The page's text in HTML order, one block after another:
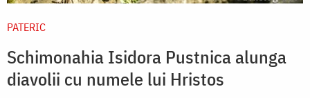
PATERIC
Schimonahia Isidora Pustnica alunga
diavolii cu numele lui Hristos